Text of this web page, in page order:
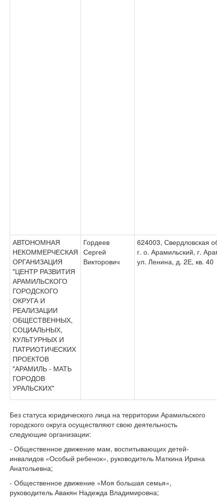
АВТОНОМНАЯ
НЕКОММЕРЧЕСКАЯ
ОРГАНИЗАЦИЯ
"ЦЕНТР РАЗВИТИЯ
АРАМИЛЬСКОГО
ГОРОДСКОГО
ОКРУГА И
РЕАЛИЗАЦИИ
ОБЩЕСТВЕННЫХ,
СОЦИАЛЬНЫХ,
КУЛЬТУРНЫХ И
ПАТРИОТИЧЕСКИХ
ПРОЕКТОВ
"АРАМИЛЬ - МАТЬ
ГОРОДОВ
УРАЛЬСКИХ"
Гордеев
Сергей
Викторович
624003, Свердловская
г. о. Арамильский, г.
ул. Ленина, д. 2Е, кв. 40
Без статуса юридического лица на территории Арамильского
городского округа осуществляют свою деятельность
следующие организации:
- Общественное движение мам, воспитывающих детей-
инвалидов «Особый ребенок», руководитель Маткина Ирина
Анатольевна;
- Общественное движение «Моя большая семья»,
руководитель Авакян Надежда Владимировна;